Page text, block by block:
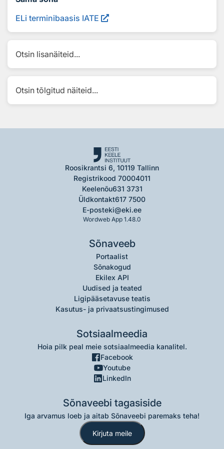
ELi terminibaasis IATE
Otsin lisanäiteid...
Otsin tõlgitud näiteid...
Roosikrantsi 6, 10119 Tallinn
Registrikood 70004011
Keelenõu631 3731
Üldkontakt617 7500
E-posteki@eki.ee
Wordweb App 1.48.0
Sõnaveeb
Portaalist
Sõnakogud
Ekilex API
Uudised ja teated
Ligipääsetavuse teatis
Kasutus- ja privaatsustingimused
Sotsiaalmeedia
Hoia pilk peal meie sotsiaalmeedia kanalitel.
Facebook
Youtube
LinkedIn
Sõnaveebi tagasiside
Iga arvamus loeb ja aitab Sõnaveebi paremaks teha!
Kirjuta meile